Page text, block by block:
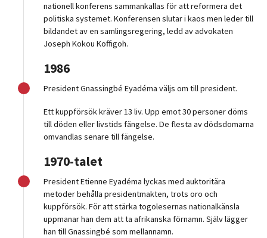
nationell konferens sammankallas för att reformera det
politiska systemet. Konferensen slutar i kaos men leder till
bildandet av en samlingsregering, ledd av advokaten
Joseph Kokou Koffigoh.
1986
President Gnassingbé Eyadéma väljs om till president.
Ett kuppförsök kräver 13 liv. Upp emot 30 personer döms
till döden eller livstids fängelse. De flesta av dödsdomarna
omvandlas senare till fängelse.
1970-talet
President Etienne Eyadéma lyckas med auktoritära
metoder behålla presidentmakten, trots oro och
kuppförsök. För att stärka togolesernas nationalkänsla
uppmanar han dem att ta afrikanska förnamn. Själv lägger
han till Gnassingbé som mellannamn.